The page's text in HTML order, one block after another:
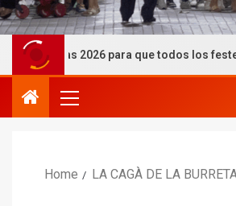
2026 para que todos los festeros
Home LA CAGÀ DE LA